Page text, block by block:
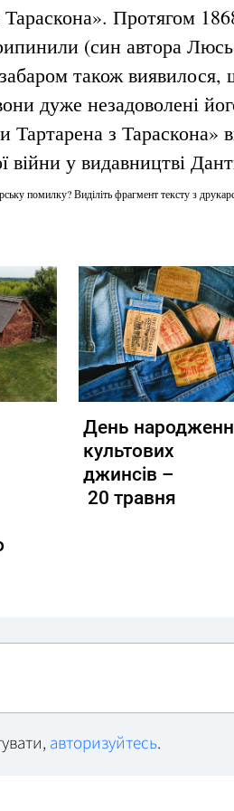
Протягом
(син автора
також
дуже незадоволені
Тартарена з
війни у видавництві
помилку? Виділіть фрагмент тексту з
День
культових
джинсів –
20 травня
авторизуйтесь.